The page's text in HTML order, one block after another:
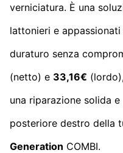
verniciatura. È una
lattonieri e
duraturo senza
(netto) e 33,16€
una riparazione solida
posteriore destro della
Generation COMBI.